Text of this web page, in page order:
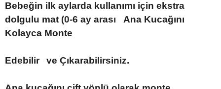
Bebeğin ilk aylarda kullanımı için ekstra
dolgulu mat (0-6 ay arası
Ana Kucağını
Kolayca Monte
Edebilir ve Çıkarabilirsiniz.